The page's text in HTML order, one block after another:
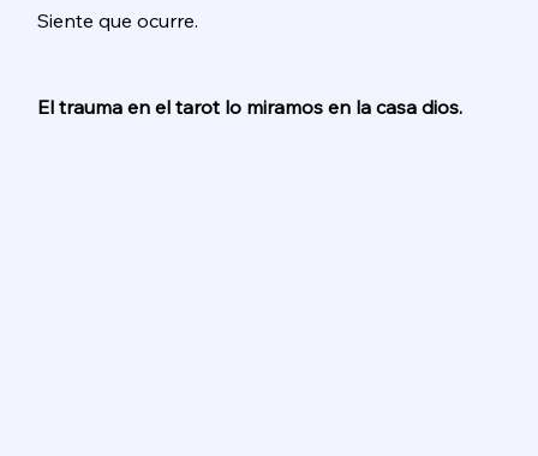
Siente que ocurre.
El trauma en el tarot lo miramos en la casa dios.